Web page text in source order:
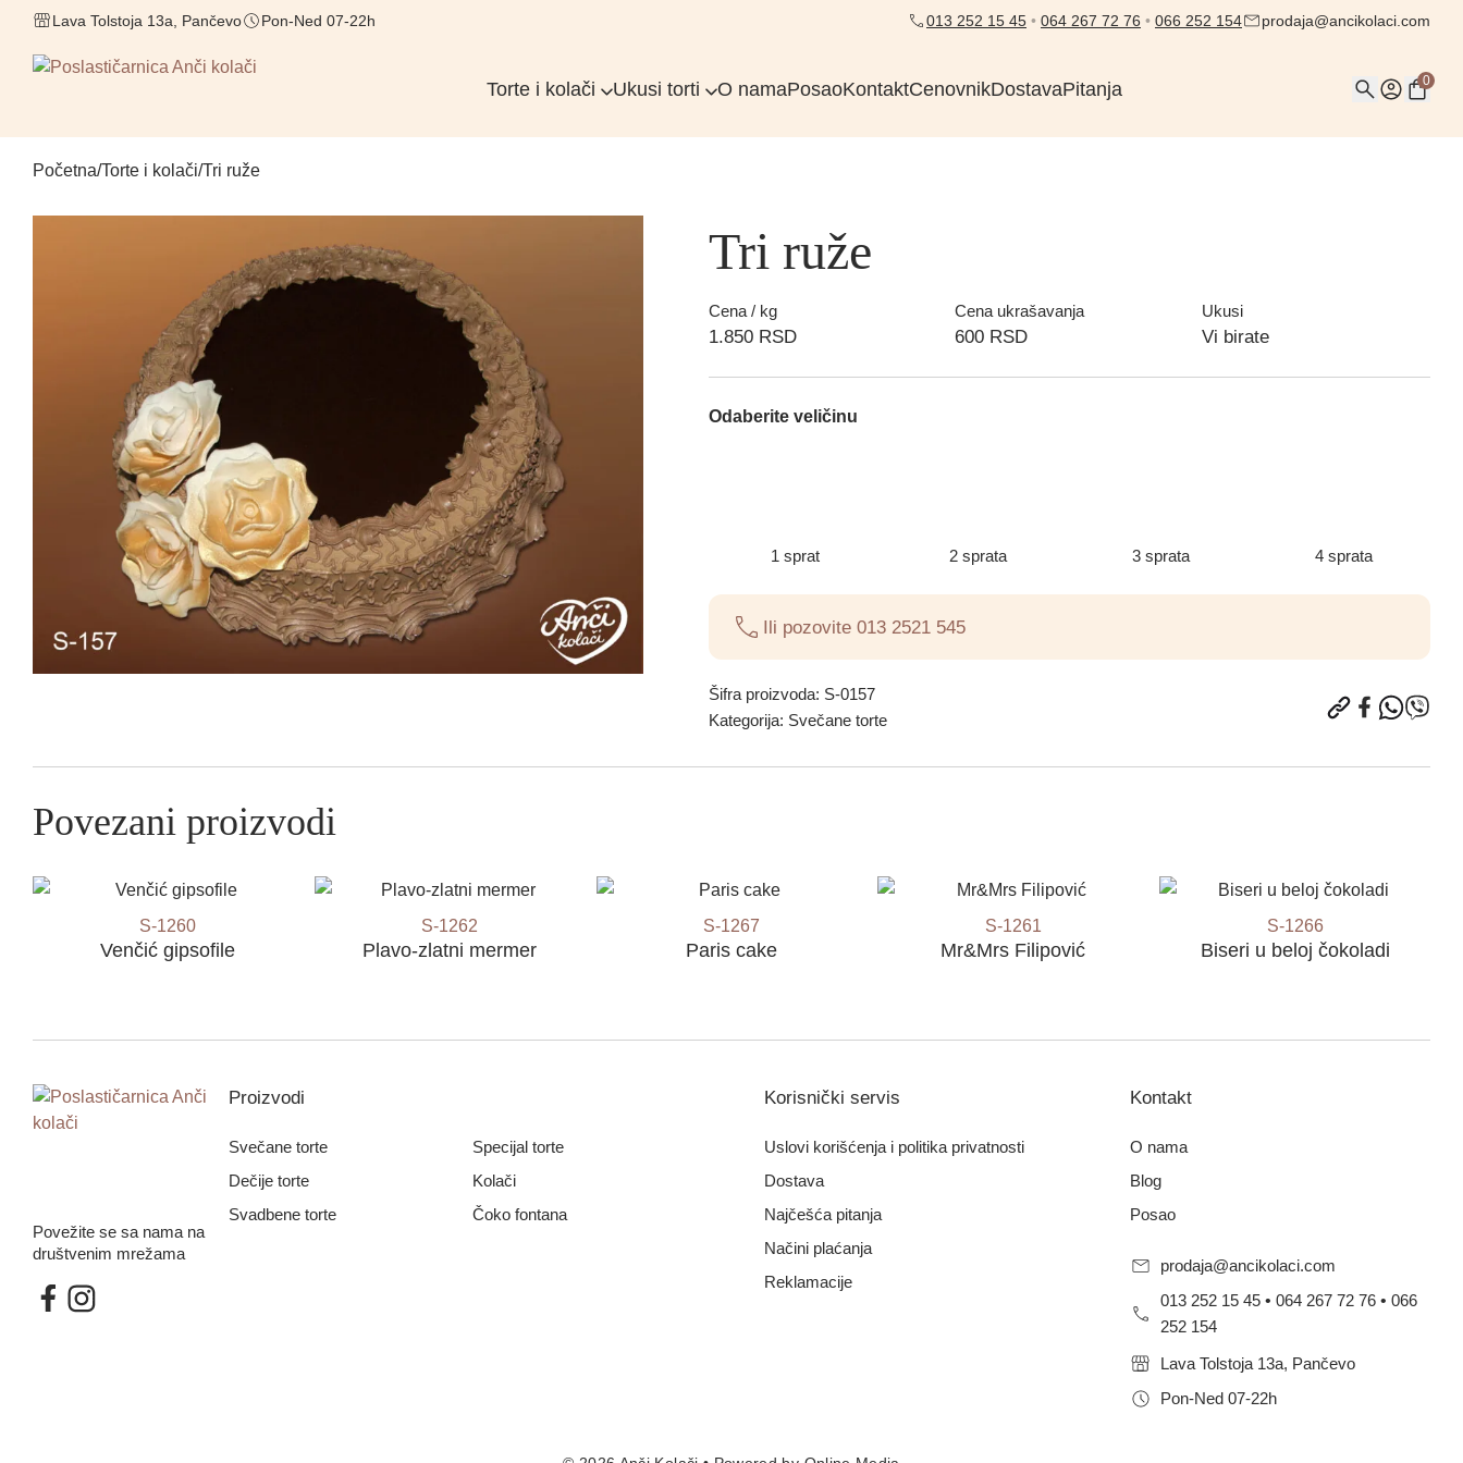
Lava Tolstoja 13a, Pančevo Pon-Ned 07-22h 013 252 15 45 • 064 267 72 76 • 066 252 154 prodaja@ancikolaci.com
Torte i kolači Ukusi torti O namaPosaoKontaktCenovnikDostavaPitanja 0
Početna/Torte i kolači/Tri ruže
Tri ruže
Cena / kg
1.850 RSD
Cena ukrašavanja
600 RSD
Ukusi
Vi birate
Odaberite veličinu
1 sprat 2 sprata 3 sprata 4 sprata
Ili pozovite 013 2521 545
Šifra proizvoda: S-0157
Kategorija: Svečane torte
Povezani proizvodi
S-1260
Venčić gipsofile
S-1262
Plavo-zlatni mermer
S-1267
Paris cake
S-1261
Mr&Mrs Filipović
S-1266
Biseri u beloj čokoladi
Povežite se sa nama na
društvenim mrežama
Proizvodi
Svečane torte
Dečije torte
Svadbene torte
Specijal torte
Kolači
Čoko fontana
Korisnički servis
Uslovi korišćenja i politika privatnosti
Dostava
Najčešća pitanja
Načini plaćanja
Reklamacije
Kontakt
O nama
Blog
Posao
prodaja@ancikolaci.com
013 252 15 45 • 064 267 72 76 • 066
252 154
Lava Tolstoja 13a, Pančevo
Pon-Ned 07-22h